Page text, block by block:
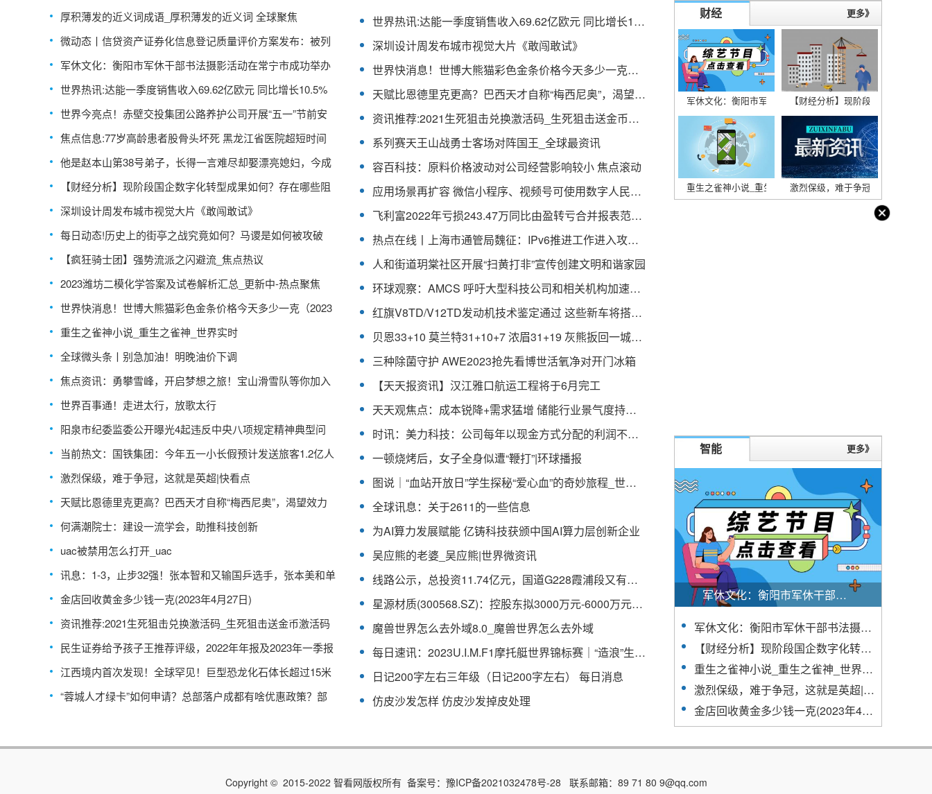
厚积薄发的近义词成语_厚积薄发的近义词 全球聚焦
微动态丨信贷资产证券化信息登记质量评价方案发布：被列
入限制名单业务暂停受理
军休文化：衡阳市军休干部书法摄影活动在常宁市成功举办
世界热讯:达能一季度销售收入69.62亿欧元 同比增长10.5%
世界今亮点！赤壁交投集团公路养护公司开展“五一”节前安
全应急演练活动
焦点信息:77岁高龄患者股骨头坏死 黑龙江省医院超短时间
完成全部手术操作
他是赵本山第38号弟子，长得一言难尽却娶漂亮媳妇，今成
人生赢家-环球热讯
【财经分析】现阶段国企数字化转型成果如何？存在哪些阻
碍？
深圳设计周发布城市视觉大片《敢闯敢试》
每日动态!历史上的街亭之战究竟如何？马谡是如何被攻破
的？
【疯狂骑士团】强势流派之闪避流_焦点热议
2023潍坊二模化学答案及试卷解析汇总_更新中-热点聚焦
世界快消息！世博大熊猫彩色金条价格今天多少一克（2023
年04月27日）
重生之雀神小说_重生之雀神_世界实时
全球微头条丨别急加油！明晚油价下调
焦点资讯：勇攀雪峰，开启梦想之旅！宝山滑雪队等你加入
世界百事通！走进太行，放歌太行
阳泉市纪委监委公开曝光4起违反中央八项规定精神典型问
题 实时焦点
当前热文：国铁集团：今年五一小长假预计发送旅客1.2亿人
次 超历史同期最高水平
激烈保级，难于争冠，这就是英超|快看点
天赋比恩德里克更高？巴西天才自称“梅西尼奥”，渴望效力
巴萨 全球时快讯
何满潮院士：建设一流学会，助推科技创新
uac被禁用怎么打开_uac
讯息：1-3，止步32强！张本智和又输国乒选手，张本美和单
局11-2，3-0进16强
金店回收黄金多少钱一克(2023年4月27日)
资讯推荐:2021生死狙击兑换激活码_生死狙击送金币激活码
民生证券给予孩子王推荐评级，2022年年报及2023年一季报
点评：23Q1利润端修复明显，看好全年业绩增长|焦点速递
江西境内首次发现！全球罕见！巨型恐龙化石体长超过15米
“蓉城人才绿卡”如何申请？总部落户成都有啥优惠政策？部
世界热讯:达能一季度销售收入69.62亿欧元 同比增长10.5%
深圳设计周发布城市视觉大片《敢闯敢试》
世界快消息！世博大熊猫彩色金条价格今天多少一克（2023年04月27日）
天赋比恩德里克更高？巴西天才自称“梅西尼奥”，渴望效力巴萨 全球时快讯
资讯推荐:2021生死狙击兑换激活码_生死狙击送金币激活码
系列赛天王山战勇士客场对阵国王_全球最资讯
容百科技：原料价格波动对公司经营影响较小 焦点滚动
应用场景再扩容 微信小程序、视频号可使用数字人民币付款
飞利富2022年亏损243.47万同比由盈转亏合并报表范围内子公司数量减少 世界今亮点
热点在线丨上海市通管局魏征：IPv6推进工作进入攻坚克难“深水区”
人和街道玥棠社区开展“扫黄打非”宣传创建文明和谐家园
环球观察：AMCS 呼吁大型科技公司和相关机构加速意识科学领域的研究
红旗V8TD/V12TD发动机技术鉴定通过 这些新车将搭载-速读
贝恩33+10 莫兰特31+10+7 浓眉31+19 灰熊扳回一城2-3湖人 全球热点评
三种除菌守护 AWE2023抢先看博世活氧净对开门冰箱
【天天报资讯】汉江雅口航运工程将于6月完工
天天观焦点：成本锐降+需求猛增 储能行业景气度持续走高
时讯：美力科技：公司每年以现金方式分配的利润不少于当年度实现的可分配利润的20%
一顿烧烤后，女子全身似遭“鞭打”|环球播报
图说｜“血站开放日”学生探秘“爱心血”的奇妙旅程_世界快讯
全球讯息：关于2611的一些信息
为AI算力发展赋能 亿铸科技获颁中国AI算力层创新企业
吴应熊的老婆_吴应熊|世界微资讯
线路公示，总投资11.74亿元，国道G228霞浦段又有新消息
星源材质(300568.SZ)：控股东拟3000万元-6000万元增持公司股份|每日简讯
魔兽世界怎么去外域8.0_魔兽世界怎么去外域
每日速讯：2023U.I.M.F1摩托艇世界锦标赛｜“造浪”生活嘉年华中的RCEP国家特色展区是个啥？
日记200字左右三年级（日记200字左右） 每日消息
仿皮沙发怎样 仿皮沙发掉皮处理
财经 更多》
军休文化：衡阳市军休干部书法摄影活动在常宁市成功举办
【财经分析】现阶段国企数字化
重生之雀神小说_重生之雀神_世界实时激烈保级，难于争冠，这就是英超|
智能 更多》
军休文化：衡阳市军休干部书法摄影活动在常宁市成功举办
军休文化：衡阳市军休干部书法摄影活动在常宁市成功举办
【财经分析】现阶段国企数字化转型成果如何？存在哪些阻碍？
重生之雀神小说_重生之雀神_世界实时
激烈保级，难于争冠，这就是英超|快看点
金店回收黄金多少钱一克(2023年4月27日)
Copyright © 2015-2022 智看网版权所有 备案号： 豫ICP备2021032478号-28 联系邮箱：89 71 80 9@qq.com